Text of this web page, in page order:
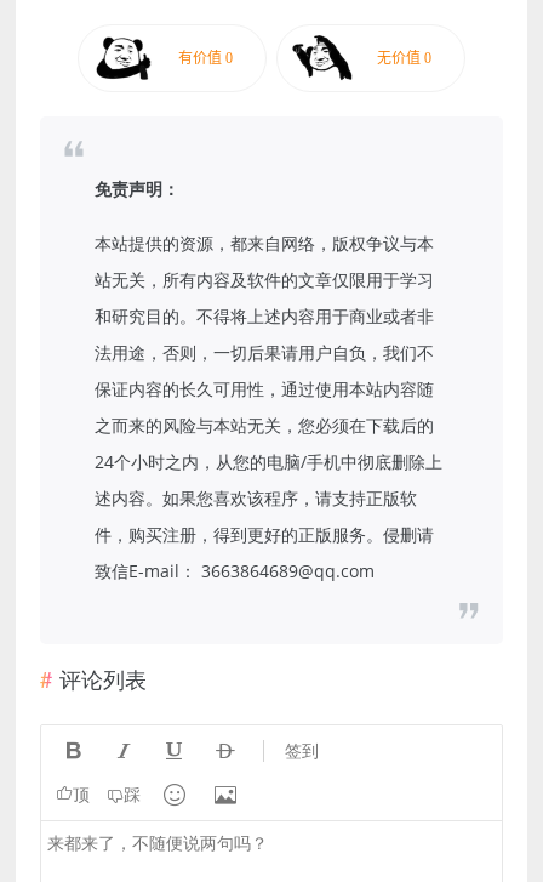
免责声明：
本站提供的资源，都来自网络，版权争议与本
站无关，所有内容及软件的文章仅限用于学习
和研究目的。不得将上述内容用于商业或者非
法用途，否则，一切后果请用户自负，我们不
保证内容的长久可用性，通过使用本站内容随
之而来的风险与本站无关，您必须在下载后的
24个小时之内，从您的电脑/手机中彻底删除上
述内容。如果您喜欢该程序，请支持正版软
件，购买注册，得到更好的正版服务。侵删请
致信E-mail： 3663864689@qq.com
评论列表
    签到
顶 踩  